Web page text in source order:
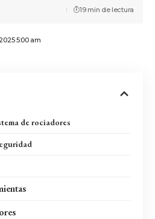
5:00 am
19 min de lectura
de rociadores